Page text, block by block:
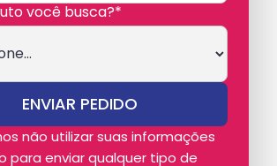
você busca?*
não utilizar suas informações
para enviar qualquer tipo de